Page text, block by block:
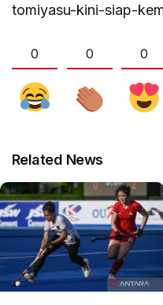
tomiyasu-kini-siap-
0 0 0
Related News